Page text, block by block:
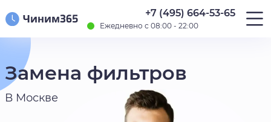
+7 (495) 664-53-65
Ежедневно с 08:00 - 22:00
Замена фильтров
В Москве